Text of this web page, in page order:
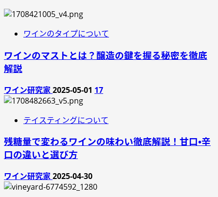
ワインのタイプについて
ワインのマストとは？醸造の鍵を握る秘密を徹底
解説
ワイン研究家2025-05-01 17
テイスティングについて
残糖量で変わるワインの味わい徹底解説！甘口・辛
口の違いと選び方
ワイン研究家2025-04-30